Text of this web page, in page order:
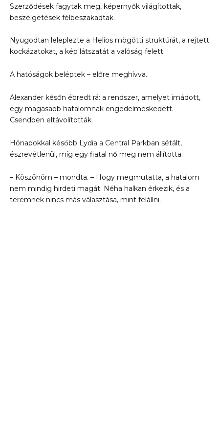
Szerződések fagytak meg, képernyők világítottak,
beszélgetések félbeszakadtak.
Nyugodtan leleplezte a Helios mögötti struktúrát, a rejtett
kockázatokat, a kép látszatát a valóság felett.
A hatóságok beléptek – előre meghívva.
Alexander későn ébredt rá: a rendszer, amelyet imádott,
egy magasabb hatalomnak engedelmeskedett.
Csendben eltávolították.
Hónapokkal később Lydia a Central Parkban sétált,
észrevétlenül, míg egy fiatal nő meg nem állította.
– Köszönöm – mondta. – Hogy megmutatta, a hatalom
nem mindig hirdeti magát. Néha halkan érkezik, és a
teremnek nincs más választása, mint felállni.